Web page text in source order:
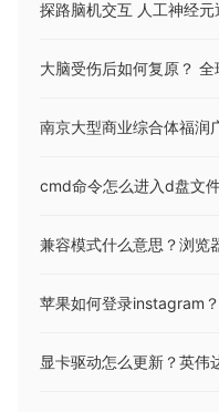
南京大型商业综合体福润